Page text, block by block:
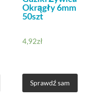
Okrągły 6mm
50szt
4,92zł
Sprawdź sam